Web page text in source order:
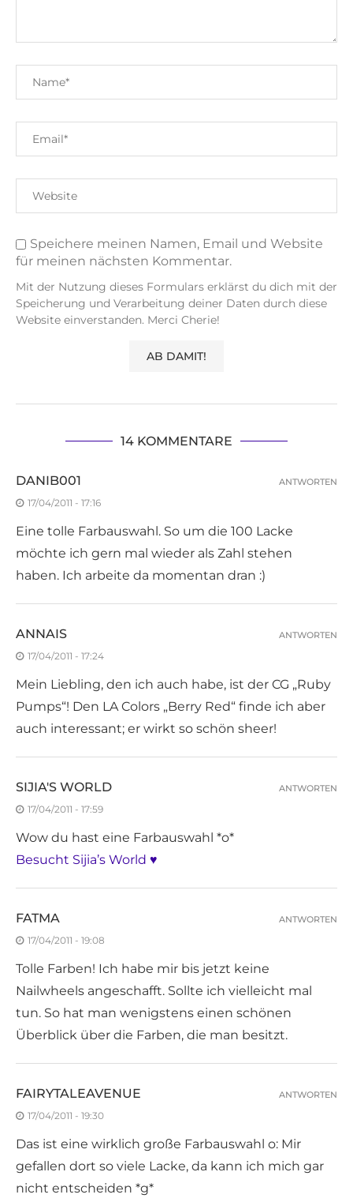
Speichere meinen Namen, Email und Website
für meinen nächsten Kommentar.
Mit der Nutzung dieses Formulars erklärst du dich mit der
Speicherung und Verarbeitung deiner Daten durch diese
Website einverstanden. Merci Cherie!
14 KOMMENTARE
DANIB001
17/04/2011 - 17:16
Eine tolle Farbauswahl. So um die 100 Lacke
möchte ich gern mal wieder als Zahl stehen
haben. Ich arbeite da momentan dran :)
ANTWORTEN
ANNAIS
17/04/2011 - 17:24
Mein Liebling, den ich auch habe, ist der CG „Ruby
Pumps“! Den LA Colors „Berry Red“ finde ich aber
auch interessant; er wirkt so schön sheer!
ANTWORTEN
SIJIA'S WORLD
17/04/2011 - 17:59
Wow du hast eine Farbauswahl *o*
Besucht Sijia’s World ♥
ANTWORTEN
FATMA
17/04/2011 - 19:08
Tolle Farben! Ich habe mir bis jetzt keine
Nailwheels angeschafft. Sollte ich vielleicht mal
tun. So hat man wenigstens einen schönen
Überblick über die Farben, die man besitzt.
ANTWORTEN
FAIRYTALEAVENUE
17/04/2011 - 19:30
Das ist eine wirklich große Farbauswahl o: Mir
gefallen dort so viele Lacke, da kann ich mich gar
nicht entscheiden *g*
ANTWORTEN